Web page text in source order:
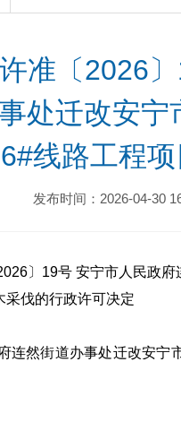
准〔2026
处迁改安
线路工程
发布时间：2026-04-30
〕19号 安宁市人民政
采伐的行政许可决定
连然街道办事处迁改安宁